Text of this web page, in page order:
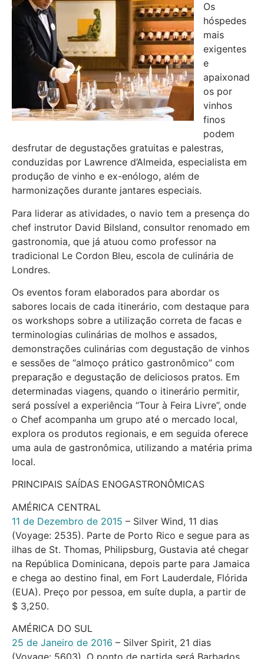
Os
hóspedes
mais
exigentes
e
apaixonad
os por
vinhos
finos
podem
desfrutar de degustações gratuitas e palestras,
conduzidas por Lawrence d’Almeida, especialista em
produção de vinho e ex-enólogo, além de
harmonizações durante jantares especiais.
Para liderar as atividades, o navio tem a presença do
chef instrutor David Bilsland, consultor renomado em
gastronomia, que já atuou como professor na
tradicional Le Cordon Bleu, escola de culinária de
Londres.
Os eventos foram elaborados para abordar os
sabores locais de cada itinerário, com destaque para
os workshops sobre a utilização correta de facas e
terminologias culinárias de molhos e assados,
demonstrações culinárias com degustação de vinhos
e sessões de “almoço prático gastronômico” com
preparação e degustação de deliciosos pratos. Em
determinadas viagens, quando o itinerário permitir,
será possível a experiência “Tour à Feira Livre”, onde
o Chef acompanha um grupo até o mercado local,
explora os produtos regionais, e em seguida oferece
uma aula de gastronômica, utilizando a matéria prima
local.
PRINCIPAIS SAÍDAS ENOGASTRONÔMICAS
AMÉRICA CENTRAL
11 de Dezembro de 2015 – Silver Wind, 11 dias
(Voyage: 2535). Parte de Porto Rico e segue para as
ilhas de St. Thomas, Philipsburg, Gustavia até chegar
na República Dominicana, depois parte para Jamaica
e chega ao destino final, em Fort Lauderdale, Flórida
(EUA). Preço por pessoa, em suíte dupla, a partir de
$ 3,250.
AMÉRICA DO SUL
25 de Janeiro de 2016 – Silver Spirit, 21 dias